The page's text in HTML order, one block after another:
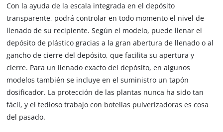
Con la ayuda de la escala integrada en el depósito
transparente, podrá controlar en todo momento el nivel de
llenado de su recipiente. Según el modelo, puede llenar el
depósito de plástico gracias a la gran abertura de llenado o al
gancho de cierre del depósito, que facilita su apertura y
cierre. Para un llenado exacto del depósito, en algunos
modelos también se incluye en el suministro un tapón
dosificador. La protección de las plantas nunca ha sido tan
fácil, y el tedioso trabajo con botellas pulverizadoras es cosa
del pasado.